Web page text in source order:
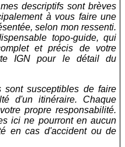
descriptifs sont brèves
à vous faire une
selon mon ressenti.
topo-guide, qui
et précis de votre
IGN pour le détail du
sont susceptibles de faire
d'un itinéraire. Chaque
propre responsabilité.
ici ne pourront en aucun
en cas d'accident ou de